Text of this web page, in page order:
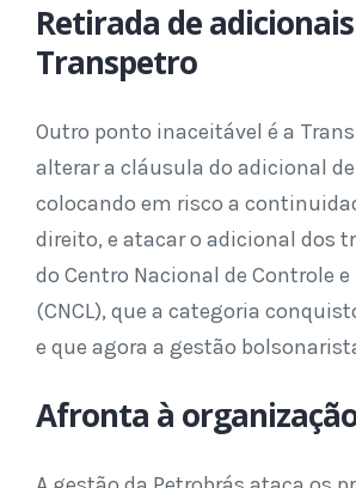
Retirada de
Transpetro
Outro ponto inaceitável é a
alterar a cláusula do adicional
colocando em risco a
direito, e atacar o adicional dos
do Centro Nacional de Controle
(CNCL), que a categoria
e que agora a gestão
Afronta à